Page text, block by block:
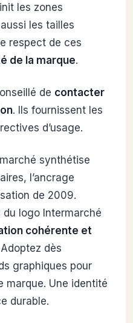
les zones
les tailles
respect de ces
de la marque.
de contacter
. Ils fournissent les
d’usage.
synthétise
l’ancrage
de 2009.
logo Intermarché
cohérente et
dès
graphiques pour
marque. Une identité
durable.